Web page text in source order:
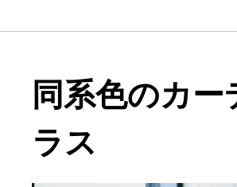
同系色のカ
ラス